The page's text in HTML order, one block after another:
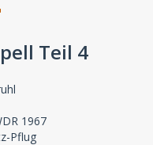
Teil 4
1967
Pflug